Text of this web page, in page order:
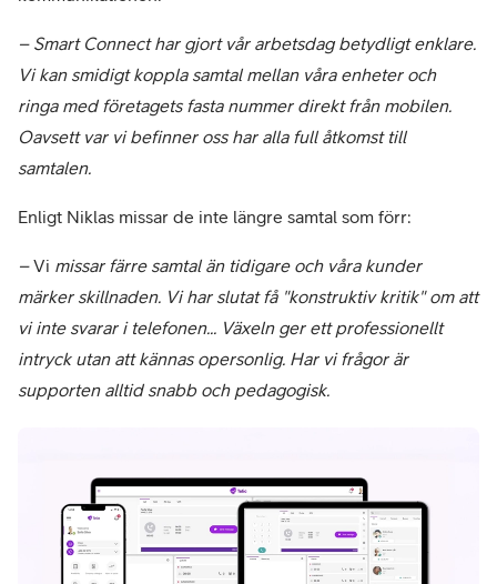
– Smart Connect har gjort vår arbetsdag betydligt enklare.
Vi kan smidigt koppla samtal mellan våra enheter och
ringa med företagets fasta nummer direkt från mobilen.
Oavsett var vi befinner oss har alla full åtkomst till
samtalen.
Enligt Niklas missar de inte längre samtal som förr:
–Vi missar färre samtal än tidigare och våra kunder
märker skillnaden. Vi har slutat få "konstruktiv kritik" om att
vi inte svarar i telefonen... Växeln ger ett professionellt
intryck utan att kännas opersonlig. Har vi frågor är
supporten alltid snabb och pedagogisk.